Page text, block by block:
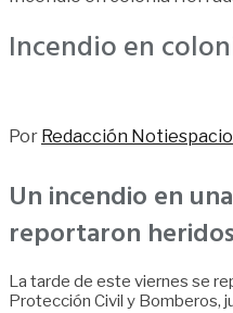
Incendio en
Por Redacción
Un incendio en
reportaron
La tarde de este viernes se
Protección Civil y Bomberos,